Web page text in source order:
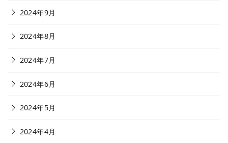
2024年9月
2024年8月
2024年7月
2024年6月
2024年5月
2024年4月